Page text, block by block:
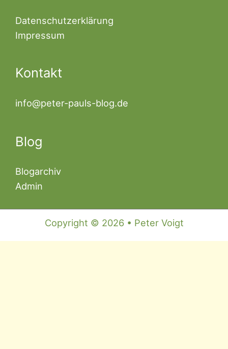
Datenschutzerklärung
Impressum
Kontakt
info@peter-pauls-blog.de
Blog
Blogarchiv
Admin
Copyright © 2026 • Peter Voigt